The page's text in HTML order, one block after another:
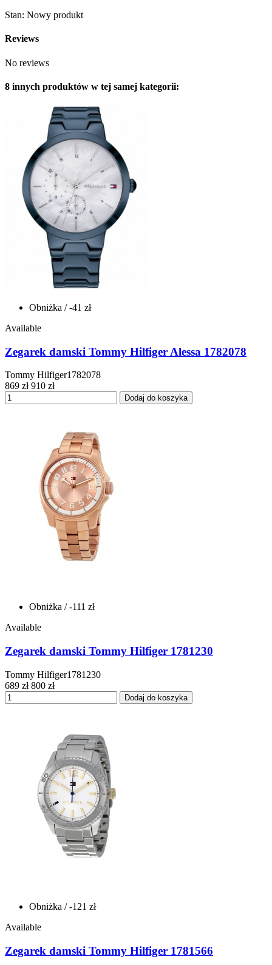
Stan: Nowy produkt
Reviews
No reviews
8 innych produktów w tej samej kategorii:
Obniżka / -41 zł
Available
Zegarek damski Tommy Hilfiger Alessa 1782078
Tommy Hilfiger1782078
869 zł 910 zł
Dodaj do koszyka
Obniżka / -111 zł
Available
Zegarek damski Tommy Hilfiger 1781230
Tommy Hilfiger1781230
689 zł 800 zł
Dodaj do koszyka
Obniżka / -121 zł
Available
Zegarek damski Tommy Hilfiger 1781566